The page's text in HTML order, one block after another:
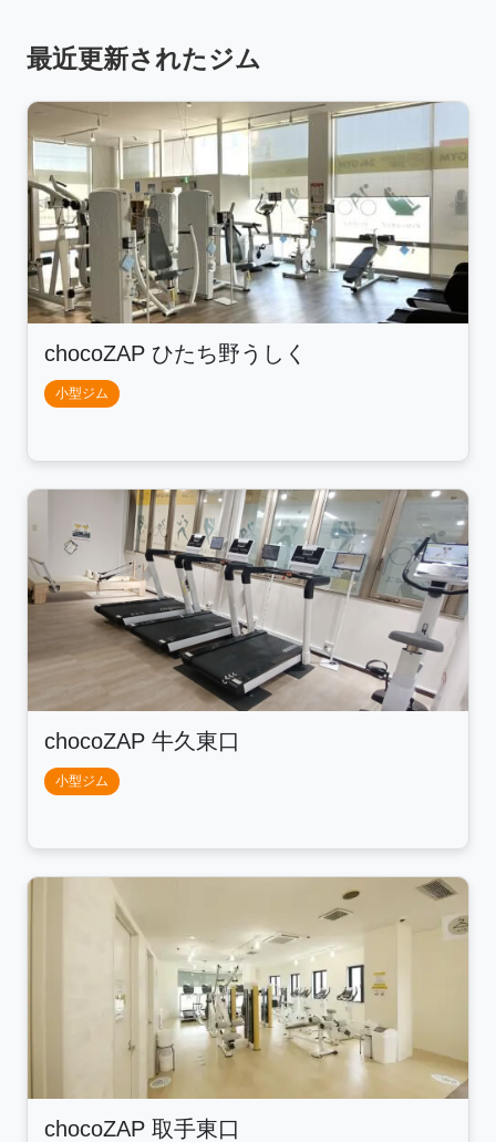
最近更新されたジム
chocoZAP ひたち野うしく
小型ジム
chocoZAP 牛久東口
小型ジム
chocoZAP 取手東口